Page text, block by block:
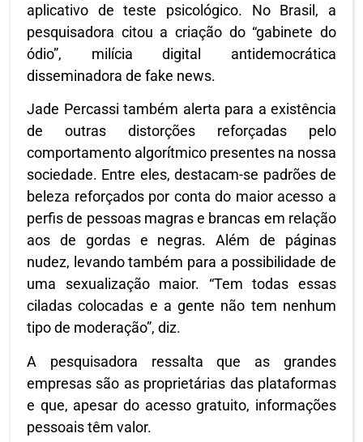
aplicativo de teste psicológico. No Brasil, a
pesquisadora citou a criação do “gabinete do
ódio”, milícia digital antidemocrática
disseminadora de fake news.
Jade Percassi também alerta para a existência
de outras distorções reforçadas pelo
comportamento algorítmico presentes na nossa
sociedade. Entre eles, destacam-se padrões de
beleza reforçados por conta do maior acesso a
perfis de pessoas magras e brancas em relação
aos de gordas e negras. Além de páginas
nudez, levando também para a possibilidade de
uma sexualização maior. “Tem todas essas
ciladas colocadas e a gente não tem nenhum
tipo de moderação”, diz.
A pesquisadora ressalta que as grandes
empresas são as proprietárias das plataformas
e que, apesar do acesso gratuito, informações
pessoais têm valor.